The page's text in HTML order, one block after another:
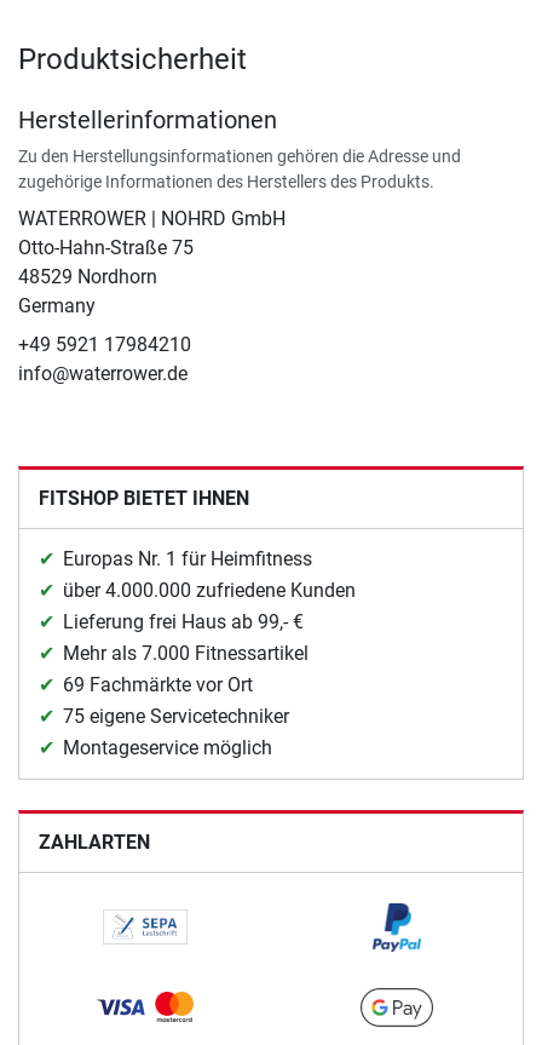
Produktsicherheit
Herstellerinformationen
Zu den Herstellungsinformationen gehören die Adresse und
zugehörige Informationen des Herstellers des Produkts.
WATERROWER | NOHRD GmbH
Otto-Hahn-Straße 75
48529 Nordhorn
Germany
+49 5921 17984210
info@waterrower.de
FITSHOP BIETET IHNEN
Europas Nr. 1 für Heimfitness
über 4.000.000 zufriedene Kunden
Lieferung frei Haus ab 99,- €
Mehr als 7.000 Fitnessartikel
69 Fachmärkte vor Ort
75 eigene Servicetechniker
Montageservice möglich
ZAHLARTEN